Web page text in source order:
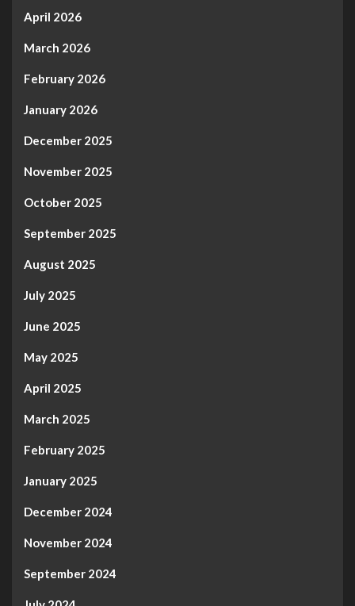
April 2026
March 2026
February 2026
January 2026
December 2025
November 2025
October 2025
September 2025
August 2025
July 2025
June 2025
May 2025
April 2025
March 2025
February 2025
January 2025
December 2024
November 2024
September 2024